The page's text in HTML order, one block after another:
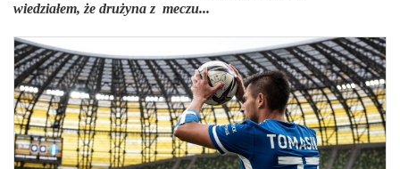
wiedziałem, że drużyna z meczu...